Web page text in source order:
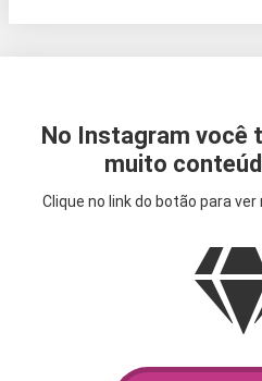
No Instagram você
muito
Clique no link do botão para